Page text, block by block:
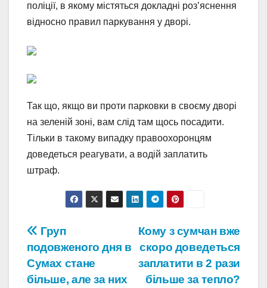
поліції, в якому містяться докладні роз’яснення
відносно правил паркування у дворі.
Так що, якщо ви проти парковки в своєму дворі
на зеленій зоні, вам слід там щось посадити.
Тільки в такому випадку правоохоронцям
доведеться реагувати, а водій заплатить
штраф.
Навігація
записів
Кому з сумчан вже
скоро доведеться
заплатити в 2 рази
більше за тепло?
Груп
подовженого дня в
Сумах стане
більше, але за них